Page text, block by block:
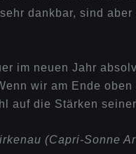
dankbar, sind
im neuen Jahr
wir am Ende
auf die Stärken
(Capri-Sonne